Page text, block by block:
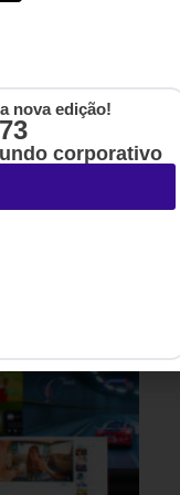
nova edição!
corporativo